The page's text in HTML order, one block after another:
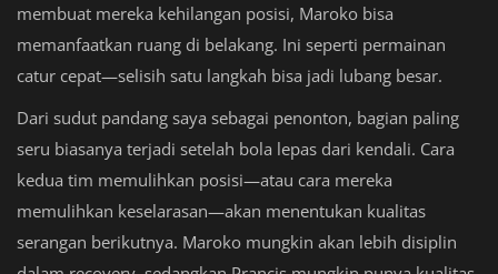
membuat mereka kehilangan posisi, Maroko bisa
memanfaatkan ruang di belakang. Ini seperti permainan
catur cepat—selisih satu langkah bisa jadi lubang besar.
Dari sudut pandang saya sebagai penonton, bagian paling
seru biasanya terjadi setelah bola lepas dari kendali. Cara
kedua tim memulihkan posisi—atau cara mereka
memulihkan keselarasan—akan menentukan kualitas
serangan berikutnya. Maroko mungkin akan lebih disiplin